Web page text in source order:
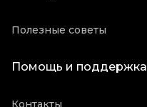
Полезные советы
Помощь и поддержка
Контакты